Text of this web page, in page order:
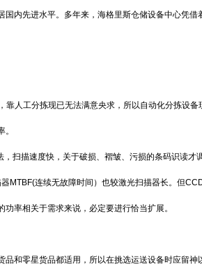
内先进水平。多年来，海格里斯仓储设备中心凭
人工分拣现已无法满意央求，所以自动化分拣设备
扫描速度快，关于破损、褶皱、污损的条码识读才
连续无故障时间）也较激光扫描器长。但
率相关于需求来说，必定要进行恰当扩展。
和零星货品都适用，所以在挑选运送设备时应留神